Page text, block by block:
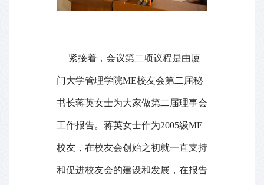
紧接着，会议第二项议程是由厦
门大学管理学院ME校友会第二届秘
书长蒋英女士为大家做第二届理事会
工作报告。蒋英女士作为2005级ME
校友，在校友会创始之初就一直支持
和促进校友会的建设和发展，在报告